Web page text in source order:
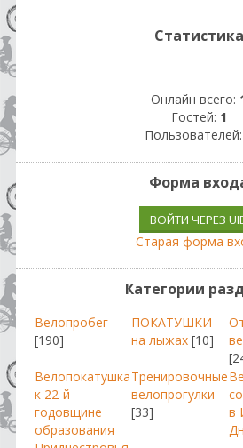
Статистика
Онлайн всего:
Гостей: 1
Пользователей:
Форма
ВОЙТИ ЧЕРЕЗ
Старая форма
Категории
Велопробег
[190]
ПОКАТУШКИ
на лыжах [10]
Велопокатушка
к 22-й
годовщине
образования
Тренировочные
велопрогулки
[33]
в